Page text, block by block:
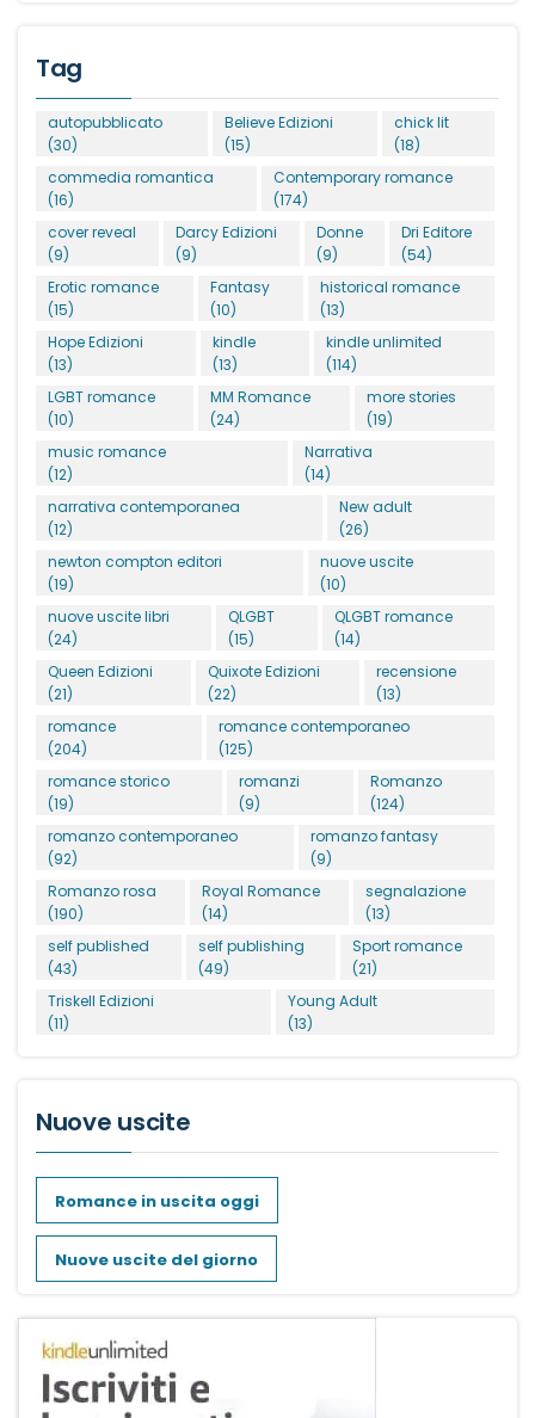
Tag
autopubblicato
(30)
Believe Edizioni
(15)
chick lit
(18)
commedia romantica
(16)
Contemporary romance
(174)
cover reveal
(9)
Darcy Edizioni
(9)
Donne
(9)
Dri Editore
(54)
Erotic romance
(15)
Fantasy
(10)
historical romance
(13)
Hope Edizioni
(13)
kindle
(13)
kindle unlimited
(114)
LGBT romance
(10)
MM Romance
(24)
more stories
(19)
music romance
(12)
Narrativa
(14)
narrativa contemporanea
(12)
New adult
(26)
newton compton editori
(19)
nuove uscite
(10)
nuove uscite libri
(24)
QLGBT
(15)
QLGBT romance
(14)
Queen Edizioni
(21)
Quixote Edizioni
(22)
recensione
(13)
romance
(204)
romance contemporaneo
(125)
romance storico
(19)
romanzi
(9)
Romanzo
(124)
romanzo contemporaneo
(92)
romanzo fantasy
(9)
Romanzo rosa
(190)
Royal Romance
(14)
segnalazione
(13)
self published
(43)
self publishing
(49)
Sport romance
(21)
Triskell Edizioni
(11)
Young Adult
(13)
Nuove uscite
Romance in uscita oggi
Nuove uscite del giorno